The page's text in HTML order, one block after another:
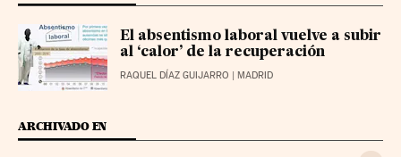
El absentismo laboral vuelve a subir
al ‘calor’ de la recuperación
RAQUEL DÍAZ GUIJARRO | MADRID
ARCHIVADO EN